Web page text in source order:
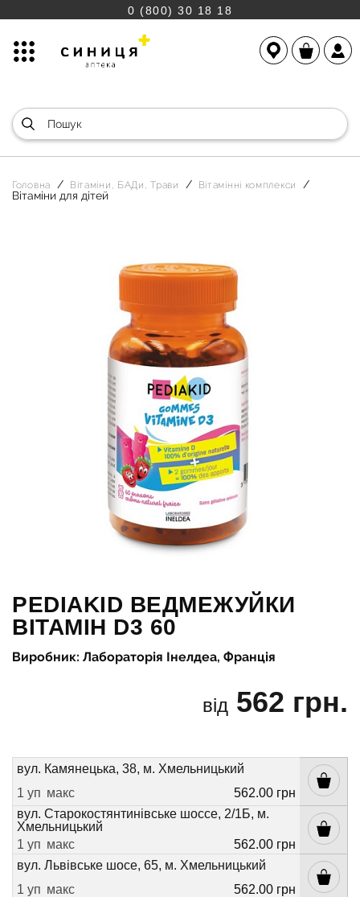
0 (800) 30 18 18
Головна Вітаміни, БАДи, Трави Вітамінні комплекси
Вітаміни для дітей
PEDIAKID ВЕДМЕЖУЙКИ
ВІТАМІН D3 60
Виробник: Лабораторія Інелдеа, Франція
від 562 грн.
вул. Камянецька, 38, м. Хмельницький
1 уп макс
562.00 грн
вул. Старокостянтинівське шоссе, 2/1Б, м.
Хмельницький
1 уп макс
562.00 грн
вул. Львівське шосе, 65, м. Хмельницький
1 уп макс
562.00 грн